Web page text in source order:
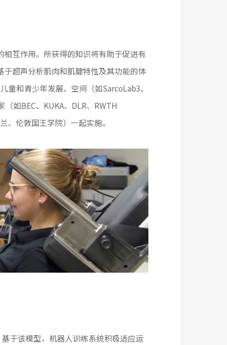
互作用。所获得的知识将有助于促进有
超声分析肌肉和肌腱特性及其功能的体
和青少年发展、空间（如SarcoLab3、
如BEC、KUKA、DLR、RWTH
伦敦国王学院）一起实施。
于该模型，机器人训练系统积极适应运